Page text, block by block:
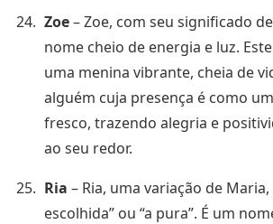
Zoe– Zoe, com seu significado
nome cheio de energia e luz.
uma menina vibrante, cheia de
alguém cuja presença é como
fresco, trazendo alegria e
ao seu redor.
Ria – Ria, uma variação de Maria,
escolhida” ou “a pura”. É um